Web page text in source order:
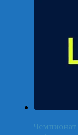
Чемпионат